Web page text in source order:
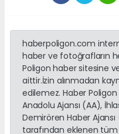
haberpoligon.com
haber ve fotoğrafların
Poligon haber sitesine
aittir.İzin alınmadan
edilemez. Haber Poligon
Anadolu Ajansı (AA),
Demirören Haber
tarafından eklenen